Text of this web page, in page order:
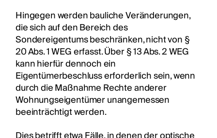
Hingegen werden bauliche Veränderungen,
die sich auf den Bereich des
Sondereigentums beschränken, nicht von §
20 Abs. 1 WEG erfasst. Über § 13 Abs. 2 WEG
kann hierfür dennoch ein
Eigentümerbeschluss erforderlich sein, wenn
durch die Maßnahme Rechte anderer
Wohnungseigentümer unangemessen
beeinträchtigt werden.